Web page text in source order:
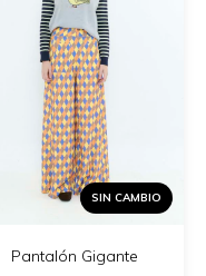
SIN CAMBIO
Pantalón Gigante